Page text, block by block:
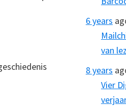
6 years
van
8 years
Vier